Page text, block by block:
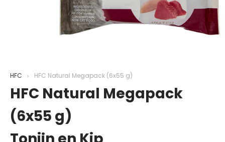
HFC HFC Natural Megapack (6x55 g)
HFC Natural Megapack
(6x55 g)